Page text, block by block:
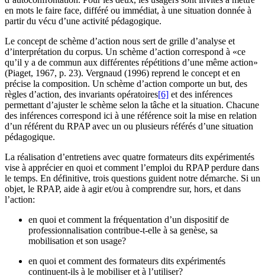
en mots le faire face, différé ou immédiat, à une situation donnée à
partir du vécu d’une activité pédagogique.
Le concept de schème d’action nous sert de grille d’analyse et
d’interprétation du corpus. Un schème d’action correspond à «ce
qu’il y a de commun aux différentes répétitions d’une même action»
(Piaget, 1967, p. 23). Vergnaud (1996) reprend le concept et en
précise la composition. Un schème d’action comporte un but, des
règles d’action, des invariants opératoires[6] et des inférences
permettant d’ajuster le schème selon la tâche et la situation. Chacune
des inférences correspond ici à une référence soit la mise en relation
d’un référent du RPAP avec un ou plusieurs référés d’une situation
pédagogique.
La réalisation d’entretiens avec quatre formateurs dits expérimentés
vise à apprécier en quoi et comment l’emploi du RPAP perdure dans
le temps. En définitive, trois questions guident notre démarche. Si un
objet, le RPAP, aide à agir et/ou à comprendre sur, hors, et dans
l’action:
en quoi et comment la fréquentation d’un dispositif de
professionnalisation contribue-t-elle à sa genèse, sa
mobilisation et son usage?
en quoi et comment des formateurs dits expérimentés
continuent-ils à le mobiliser et à l’utiliser?